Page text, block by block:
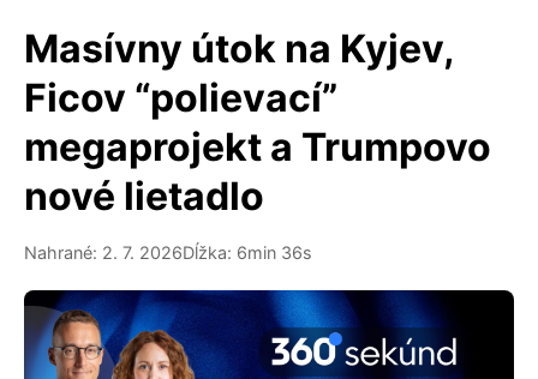
Masívny útok na Kyjev,
Ficov “polievací”
megaprojekt a Trumpovo
nové lietadlo
Nahrané: 2. 7. 2026Dĺžka: 6min 36s